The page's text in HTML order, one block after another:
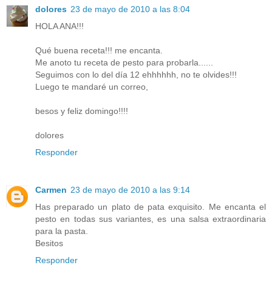
dolores 23 de mayo de 2010 a las 8:04
HOLA ANA!!!
Qué buena receta!!! me encanta.
Me anoto tu receta de pesto para probarla......
Seguimos con lo del día 12 ehhhhhh, no te olvides!!!
Luego te mandaré un correo,
besos y feliz domingo!!!!
dolores
Responder
Carmen 23 de mayo de 2010 a las 9:14
Has preparado un plato de pata exquisito. Me encanta el
pesto en todas sus variantes, es una salsa extraordinaria
para la pasta.
Besitos
Responder